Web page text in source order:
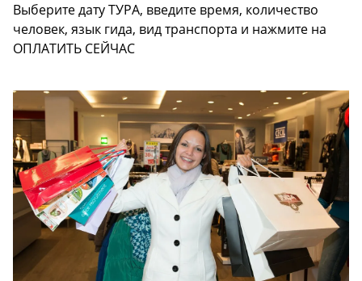
Выберите дату ТУРА, введите время, количество
человек, язык гида, вид транспорта и нажмите на
ОПЛАТИТЬ СЕЙЧАС